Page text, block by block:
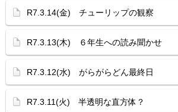
R7.3.14(金) チューリップの観察
R7.3.13(木) ６年生への読み聞かせ
R7.3.12(水) がらがらどん最終日
R7.3.11(火) 半透明な直方体？